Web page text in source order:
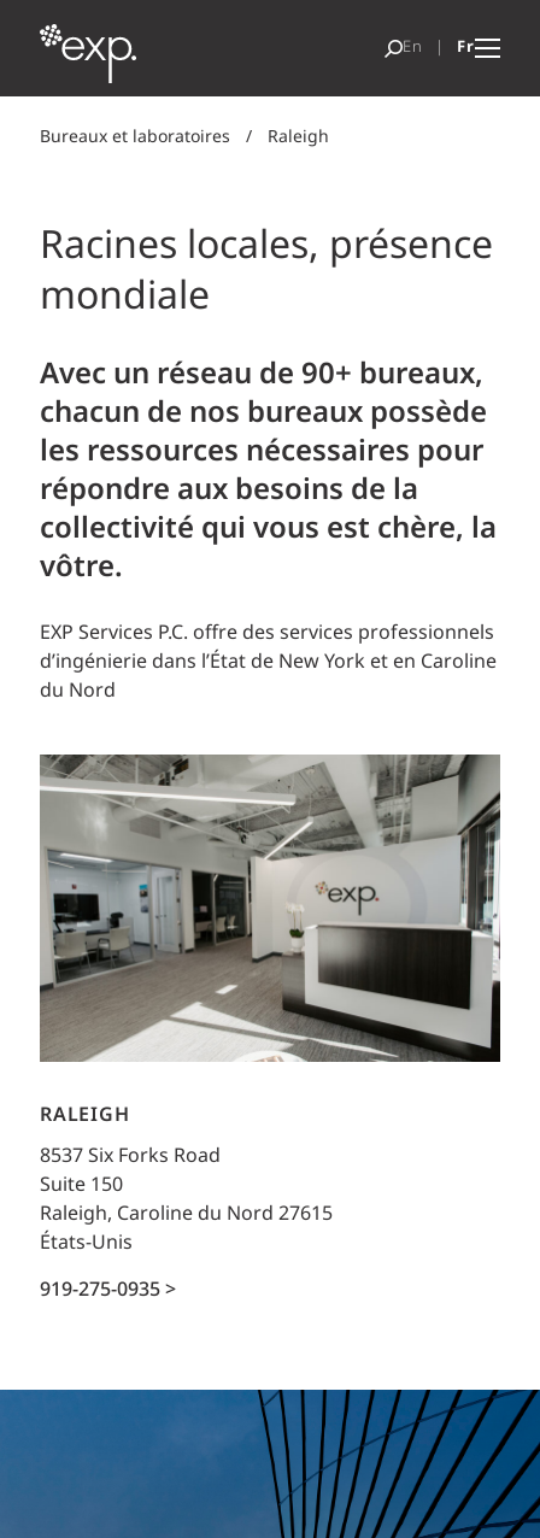
Bureaux et laboratoires / Raleigh
Racines locales, présence
mondiale
Avec un réseau de 90+ bureaux,
chacun de nos bureaux possède
les ressources nécessaires pour
répondre aux besoins de la
collectivité qui vous est chère, la
vôtre.
EXP Services P.C. offre des services professionnels
d’ingénierie dans l’État de New York et en Caroline
du Nord
RALEIGH
8537 Six Forks Road
Suite 150
Raleigh, Caroline du Nord 27615
États-Unis
919-275-0935 >